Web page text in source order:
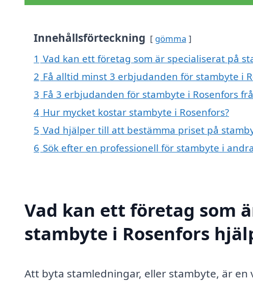
Innehållsförteckning gömma
1 Vad kan ett företag som är specialiserat på
2 Få alltid minst 3 erbjudanden för stambyte i
3 Få 3 erbjudanden för stambyte i Rosenfors
4 Hur mycket kostar stambyte i Rosenfors?
5 Vad hjälper till att bestämma priset på
6 Sök efter en professionell för stambyte i
Vad kan ett företag som
stambyte i Rosenfors
Att byta stamledningar, eller stambyte, är